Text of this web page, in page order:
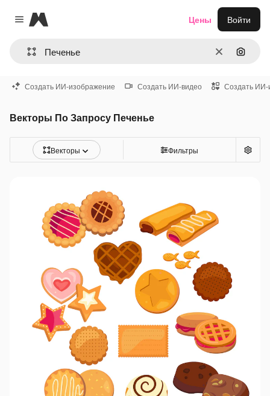
Close menu
Magnific
ОчиститьПоиск
Цены Войти
Создать ИИ-изображение Создать ИИ-видео Создать ИИ-
Векторы По Запросу Печенье
Векторы Фильтры